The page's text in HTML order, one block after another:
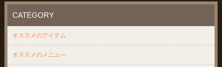
CATEGORY
オススメのアイテム
オススメのメニュ―